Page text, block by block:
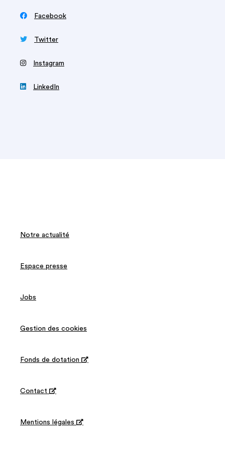
 Facebook
 Twitter
‍ Instagram
 LinkedIn
Notre actualité
Espace presse
Jobs
Gestion des cookies
Fonds de dotation 
Contact 
Mentions légales 